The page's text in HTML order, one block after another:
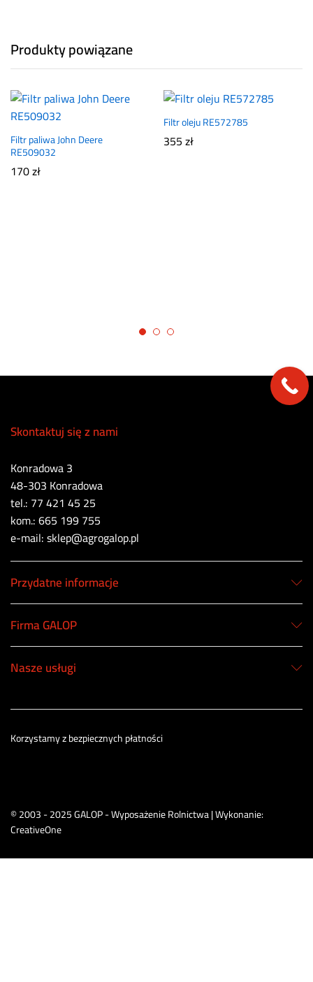
Produkty powiązane
Filtr paliwa John Deere
RE509032
170zł
Filtr oleju RE572785
355zł
Skontaktuj się z nami
Konradowa 3
48-303 Konradowa
tel.: 77 421 45 25
kom.: 665 199 755
e-mail: sklep@agrogalop.pl
Przydatne informacje
Firma GALOP
Nasze usługi
© 2003 - 2025 GALOP - Wyposażenie Rolnictwa | Wykonanie:
CreativeOne
Korzystamy z bezpiecznych płatności